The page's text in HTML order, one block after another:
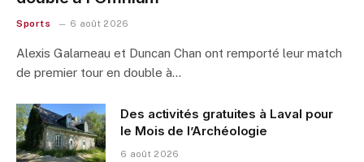
Sports 6 août 2026
Alexis Galarneau et Duncan Chan ont remporté leur match
de premier tour en double à…
Des activités gratuites à Laval pour
le Mois de l’Archéologie
6 août 2026